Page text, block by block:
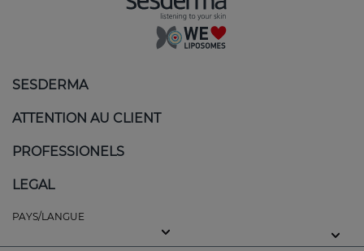
SESDERMA
ATTENTION AU CLIENT
PROFESSIONELS
LEGAL
PAYS/LANGUE